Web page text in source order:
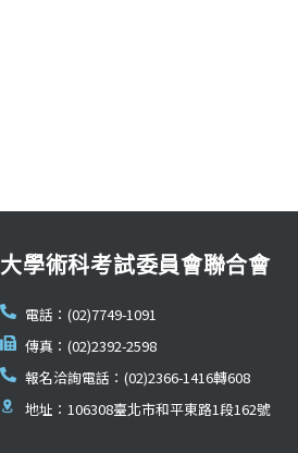
大學術科考試委員會聯合會
電話：(02)7749-1091
傳真：(02)2392-2598
報名洽詢電話：(02)2366-1416轉608
地址：106308臺北市和平東路1段162號